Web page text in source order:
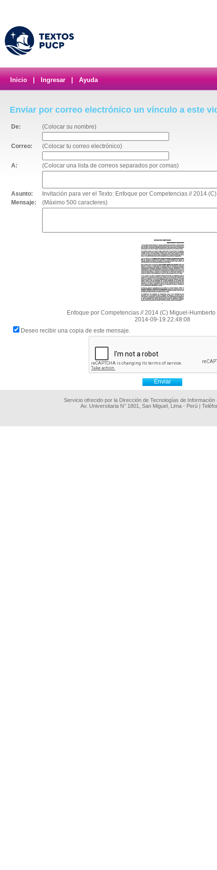
Inicio Ingresar Ayuda
Enviar por correo electrónico un vínculo a este
De: (Colocar su nombre)
Correo: (Colocar tu correo electrónico)
A: (Colocar una lista de correos separados por comas)
Asunto:
Invitación para ver el Texto: Enfoque por Competencias // 2014
Mensaje:
(Máximo 500 caracteres)
Enfoque por Competencias // 2014 (C) Miguel-
2014-09-19 22:48:08
Deseo recibir una copia de este mensaje.
Servicio ofrecido por la Dirección de Tecnologías de
Av. Universitaria N° 1801, San Miguel, Lima - Perú |